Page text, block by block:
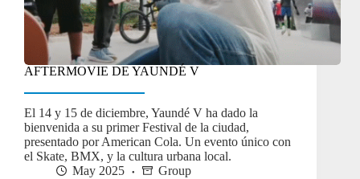
AFTERMOVIE DE YAUNDÉ V
El 14 y 15 de diciembre, Yaundé V ha dado la
bienvenida a su primer Festival de la ciudad,
presentado por American Cola. Un evento único con
el Skate, BMX, y la cultura urbana local.
May 2025
Group